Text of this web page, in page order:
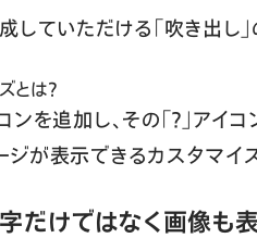
いただける「吹き出し」
とは？
ンを追加し、その「？」ア
ジが表示できるカスタマイ
だけではなく画像も